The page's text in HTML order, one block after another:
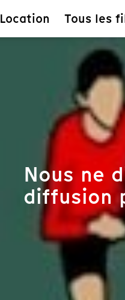
Location Tous les
Nous ne
diffusion